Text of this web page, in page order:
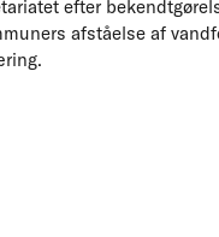
efter
afståelse af